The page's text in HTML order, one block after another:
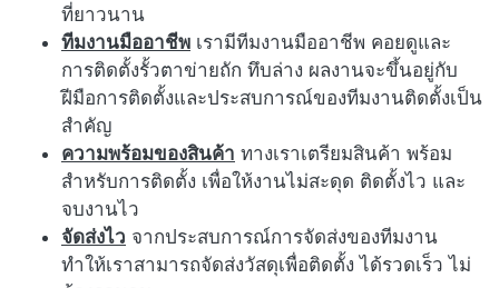
ที่ยาวนาน
ทีมงานมืออาชีพ เรามีทีมงานมืออาชีพ คอยดูและ
การติดตั้งรั้วตาข่ายถัก ทึบล่าง ผลงานจะขึ้นอยู่กับ
ฝีมือการติดตั้งและประสบการณ์ของทีมงานติดตั้งเป็น
สำคัญ
ความพร้อมของสินค้า ทางเราเตรียมสินค้า พร้อม
สำหรับการติดตั้ง เพื่อให้งานไม่สะดุด ติดตั้งไว และ
จบงานไว
จัดส่งไว จากประสบการณ์การจัดส่งของทีมงาน
ทำให้เราสามารถจัดส่งวัสดุเพื่อติดตั้ง ได้รวดเร็ว ไม่